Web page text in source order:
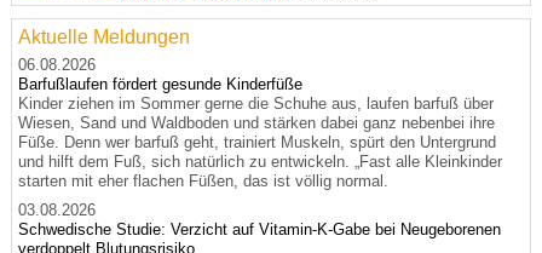
Aktuelle Meldungen
06.08.2026
Barfußlaufen fördert gesunde Kinderfüße
Kinder ziehen im Sommer gerne die Schuhe aus, laufen barfuß über
Wiesen, Sand und Waldboden und stärken dabei ganz nebenbei ihre
Füße. Denn wer barfuß geht, trainiert Muskeln, spürt den Untergrund
und hilft dem Fuß, sich natürlich zu entwickeln. „Fast alle Kleinkinder
starten mit eher flachen Füßen, das ist völlig normal.
03.08.2026
Schwedische Studie: Verzicht auf Vitamin-K-Gabe bei Neugeborenen
verdoppelt Blutungsrisiko